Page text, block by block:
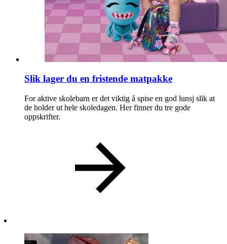
Slik lager du en fristende matpakke
For aktive skolebarn er det viktig å spise en god lunsj slik at
de holder ut hele skoledagen. Her finner du tre gode
oppskrifter.